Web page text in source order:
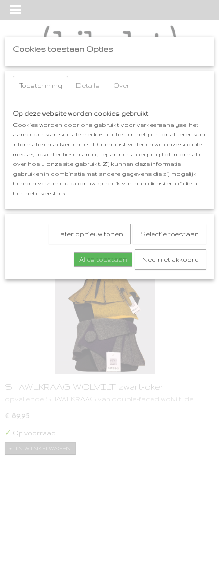
Inloggen Registreren
Home>tatez-y>SHAWLKRAGEN
tatez-y
CAPA
CAPELET
SHAWL tatez-y
SHAWLKRAGEN gebreid
Sorteer op:
SHAWLKRAAG WOLVILT zwart-oker
opvallende SHAWLKRAAG van double-faced wolvilt: de…
€ 89,95
✓ Op voorraad
IN WINKELWAGEN
Cookies toestaan Opties
Toestemming Details Over
Op deze website worden cookies gebruikt
Cookies worden door ons gebruikt voor verkeersanalyse, het
aanbieden van sociale media-functies en het personaliseren van
informatie en advertenties. Daarnaast verlenen we onze sociale
media-, advertentie- en analysepartners toegang tot informatie
over hoe u onze site gebruikt. Zij kunnen deze informatie
gebruiken in combinatie met andere gegevens die zij mogelijk
hebben verzameld door uw gebruik van hun diensten of die u
hen hebt verstrekt.
Later opnieuw tonen Selectie toestaan
Alles toestaan Nee, niet akkoord